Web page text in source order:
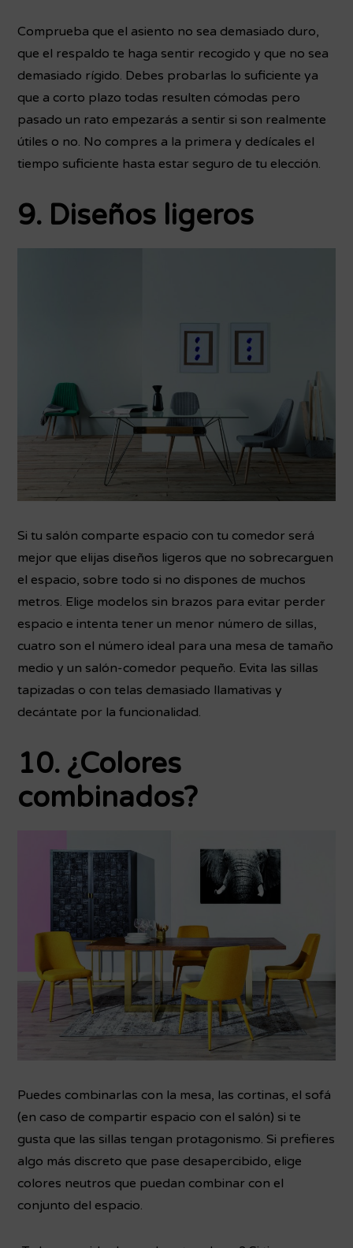
Comprueba que el asiento no sea demasiado duro,
que el respaldo te haga sentir recogido y que no sea
demasiado rígido. Debes probarlas lo suficiente ya
que a corto plazo todas resulten cómodas pero
pasado un rato empezarás a sentir si son realmente
útiles o no. No compres a la primera y dedícales el
tiempo suficiente hasta estar seguro de tu elección.
9. Diseños ligeros
Si tu salón comparte espacio con tu comedor será
mejor que elijas diseños ligeros que no sobrecarguen
el espacio, sobre todo si no dispones de muchos
metros. Elige modelos sin brazos para evitar perder
espacio e intenta tener un menor número de sillas,
cuatro son el número ideal para una mesa de tamaño
medio y un salón-comedor pequeño. Evita las sillas
tapizadas o con telas demasiado llamativas y
decántate por la funcionalidad.
10. ¿Colores
combinados?
Puedes combinarlas con la mesa, las cortinas, el sofá
(en caso de compartir espacio con el salón) si te
gusta que las sillas tengan protagonismo. Si prefieres
algo más discreto que pase desapercibido, elige
colores neutros que puedan combinar con el
conjunto del espacio.